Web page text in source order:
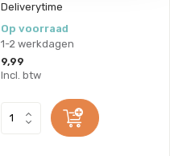
Deliverytime
Op voorraad
1-2 werkdagen
9,99
Incl. btw